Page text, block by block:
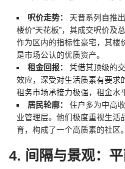
呎价走势：
天晋系列自推
楼价“天花板”，其成交呎价及
作为区内的指标性豪宅，其楼
是市场公认的优质资产。
租金回报：
凭借其顶级的
效应，深受对生活质素有要求
租务市场承接力极强，租金水
居民轮廓：
住户多为中高
业管理层。他们极度重视生活
育，构成了一个高质素的社区。
4. 间隔与景观：